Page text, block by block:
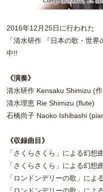
2016年12月25日に行われた
「清水研作 『日本の歌・世
中!!
《演奏》
清水研作 Kensaku Shimizu (
清水理恵 Rie Shimizu (flute)
石橋尚子 Naoko Ishibashi
《収録曲目》
「さくらさくら」による幻想
「さくらさくら」による幻想
「ロンドンデリーの歌」によ